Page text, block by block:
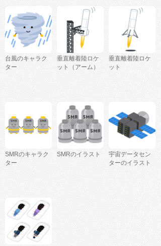
台風のキャラク
ター
垂直離着陸ロケ
ット（アーム）
垂直離着陸ロケ
ット
SMRのキャラク
ター
SMRのイラスト
宇宙データセン
ターのイラスト